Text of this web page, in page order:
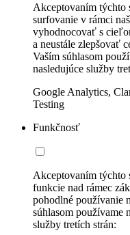
Akceptovaním týchto
surfovanie v rámci
vyhodnocovať s
a neustále zlepšovať
Vaším súhlasom
nasledujúce služby
Google Analytics,
Testing
Funkčnosť
Akceptovaním týchto
funkcie nad rámec
pohodlné používanie
súhlasom používame
služby tretích strán: